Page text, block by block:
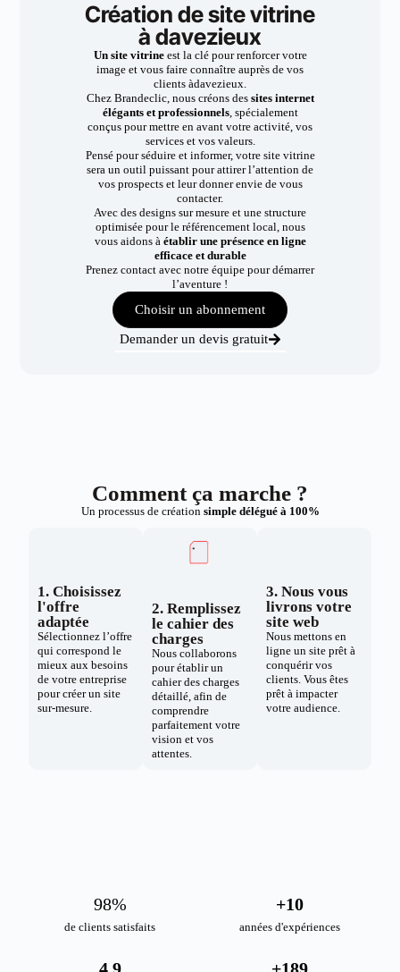
Création de site vitrine
à davezieux
Un site vitrineest la clé pour renforcer votre
image et vous faire connaître auprès de vos
clients àdavezieux.
Chez Brandeclic, nous créons dessites internet
élégants et professionnels, spécialement
conçus pour mettre en avant votre activité, vos
services et vos valeurs.
Pensé pour séduire et informer, votre site vitrine
sera un outil puissant pour attirer l’attention de
vos prospects et leur donner envie de vous
contacter.
Avec des designs sur mesure et une structure
optimisée pour le référencement local, nous
vous aidons à établir une présence en ligne
efficace et durable
Prenez contact avec notre équipe pour démarrer
l’aventure !
Choisir un abonnement
Demander un devis gratuit
Comment ça marche ?
Un processus de création simple délégué à 100%
1. Choisissez
l'offre
adaptée
Sélectionnez l’offre
qui correspond le
mieux aux besoins
de votre entreprise
pour créer un site
sur-mesure.
2. Remplissez
le cahier des
charges
Nous collaborons
pour établir un
cahier des charges
détaillé, afin de
comprendre
parfaitement votre
vision et vos
attentes.
3. Nous vous
livrons votre
site web
Nous mettons en
ligne un site prêt à
conquérir vos
clients. Vous êtes
prêt à impacter
votre audience.
de clients satisfaits
98%
années d'expériences
+10